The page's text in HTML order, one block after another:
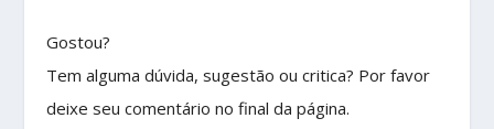
Gostou?
Tem alguma dúvida, sugestão ou critica? Por favor
deixe seu comentário no final da página.